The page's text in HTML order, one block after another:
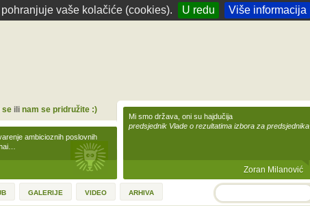
vaše kolačiće (cookies). U redu Više informacija
ambicioznih poslovnih
seili nam se pridružite :)
Mi smo država, oni su hajdučija
predsjednik Vlade o rezultatima izbora za predsjednika
Zoran Milanović
GALERIJE VIDEO ARHIVA TRAŽI